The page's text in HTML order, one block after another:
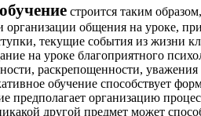
строится таким
организации общения на уроке,
текущие события из жизни
на уроке благоприятного
раскрепощенности,
обучение способствует
предполагает организацию
другой предмет может